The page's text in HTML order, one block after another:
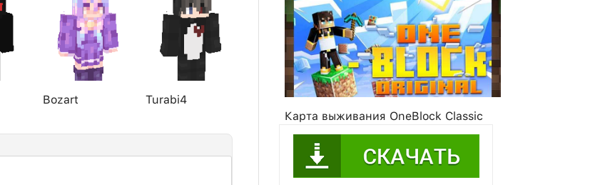
Bozart Turabi4 perryme1 Silent_Ruler 889wlry
Карта выживания OneBlock Classic